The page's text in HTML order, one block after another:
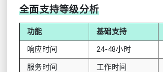
全面支持等级分析
功能 基础支持
响应时间
24-48小时
服务时间
工作时间